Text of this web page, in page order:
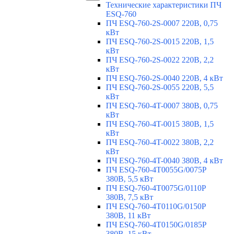
Технические характеристики ПЧ
ESQ-760
ПЧ ESQ-760-2S-0007 220В, 0,75
кВт
ПЧ ESQ-760-2S-0015 220В, 1,5
кВт
ПЧ ESQ-760-2S-0022 220В, 2,2
кВт
ПЧ ESQ-760-2S-0040 220В, 4 кВт
ПЧ ESQ-760-2S-0055 220В, 5,5
кВт
ПЧ ESQ-760-4T-0007 380В, 0,75
кВт
ПЧ ESQ-760-4T-0015 380В, 1,5
кВт
ПЧ ESQ-760-4T-0022 380В, 2,2
кВт
ПЧ ESQ-760-4T-0040 380В, 4 кВт
ПЧ ESQ-760-4T0055G/0075P
380В, 5,5 кВт
ПЧ ESQ-760-4T0075G/0110P
380В, 7,5 кВт
ПЧ ESQ-760-4T0110G/0150P
380В, 11 кВт
ПЧ ESQ-760-4T0150G/0185P